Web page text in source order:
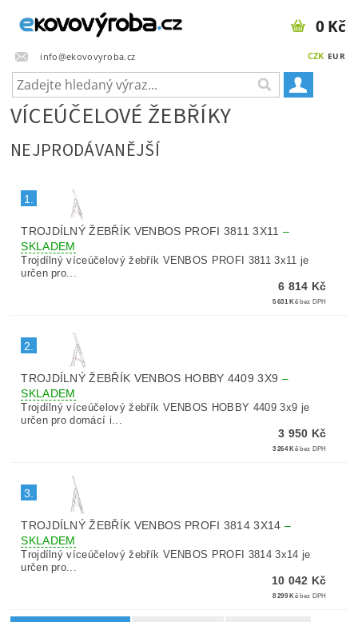
info@ekovovyroba.cz CZK EUR
0 Kč
VÍCEÚČELOVÉ ŽEBŘÍKY
NEJPRODÁVANĚJŠÍ
1.
TROJDÍLNÝ ŽEBŘÍK VENBOS PROFI 3811 3X11–
SKLADEM
Trojdílný víceúčelový žebřík VENBOS PROFI 3811 3x11 je
určen pro...
6 814 Kč
5 631 Kč bez DPH
2.
TROJDÍLNÝ ŽEBŘÍK VENBOS HOBBY 4409 3X9 –
SKLADEM
Trojdílný víceúčelový žebřík VENBOS HOBBY 4409 3x9 je
určen pro domácí i...
3 950 Kč
3 264 Kč bez DPH
3.
TROJDÍLNÝ ŽEBŘÍK VENBOS PROFI 3814 3X14–
SKLADEM
Trojdílný víceúčelový žebřík VENBOS PROFI 3814 3x14 je
určen pro...
10 042 Kč
8 299 Kč bez DPH